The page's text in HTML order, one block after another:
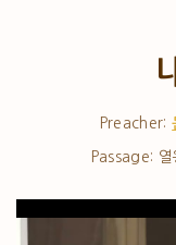
Preacher:
Passage: